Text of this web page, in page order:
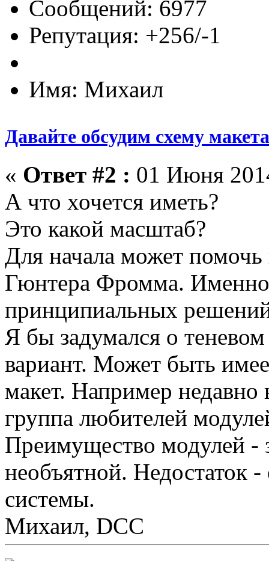
Сообщений: 6977
Репутация: +256/-1
Имя: Михаил
Давайте обсудим схему макета
« Ответ #2 : 01 Июня
А что хочется иметь?
Это какой масштаб?
Для начала может помочь
Гюнтера Фромма. Именно
принципиальных
Я бы задумался о
вариант. Может быть
макет. Например недавно
группа любителей
Преимущество модулей -
необъятной. Недостаток
системы.
Михаил, DCC